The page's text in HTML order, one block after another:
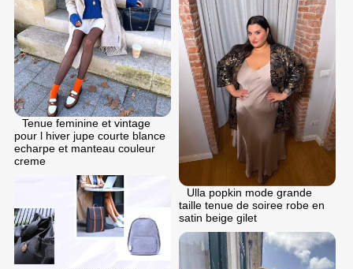
Tenue feminine et vintage
pour l hiver jupe courte blance
echarpe et manteau couleur
creme
Ulla popkin mode grande
taille tenue de soiree robe en
satin beige gilet